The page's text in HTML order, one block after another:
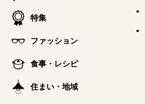
特集
ファッション
食事・レシピ
住まい・地域